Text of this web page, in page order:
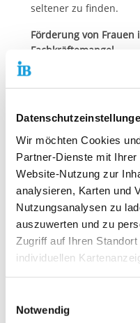
Wir möchten Cookies
Partner-Dienste mit
Website-Nutzung zur
analysieren, Karten und
Nutzungsanalysen zu
auszuwerten und zu
Zugriff auf Ihren
individuellen
unsere Partner Daten
Notwendig
seltener zu finden.
Förderung von Frauen
Fachkräftemangel
Der Internationale
auf die Förderung von
das Unternehmenvon
den besten
gezählt. Zu den
Vereinbarkeit von
bei den Arbeitszeiten,
Maßnahmen zur
von Transparenz und
von Frauen in
„Diversität sowie die
und die Gesellschaft
muss der Staat aus